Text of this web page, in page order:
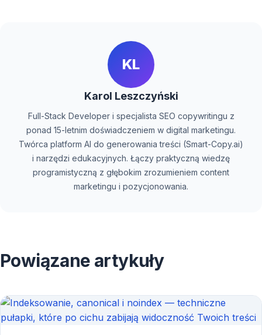
KL
Karol Leszczyński
Full-Stack Developer i specjalista SEO copywritingu z
ponad 15-letnim doświadczeniem w digital marketingu.
Twórca platform AI do generowania treści (Smart-Copy.ai)
i narzędzi edukacyjnych. Łączy praktyczną wiedzę
programistyczną z głębokim zrozumieniem content
marketingu i pozycjonowania.
Powiązane artykuły